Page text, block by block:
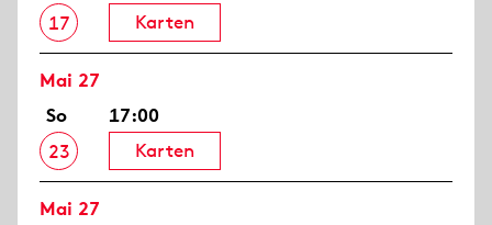
17
Karten
Mai 27
So
23
17:00
Karten
Mai 27